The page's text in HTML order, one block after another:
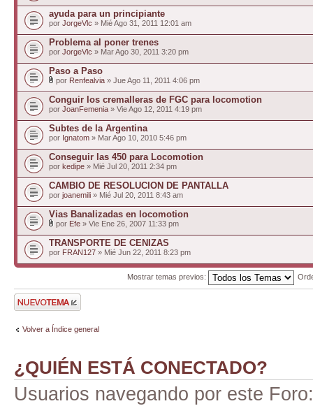
ayuda para un principiante
por JorgeVlc » Mié Ago 31, 2011 12:01 am
Problema al poner trenes
por JorgeVlc » Mar Ago 30, 2011 3:20 pm
Paso a Paso
por Renfealvia » Jue Ago 11, 2011 4:06 pm
Conguir los cremalleras de FGC para locomotion
por JoanFemenia » Vie Ago 12, 2011 4:19 pm
Subtes de la Argentina
por Ignatom » Mar Ago 10, 2010 5:46 pm
Conseguir las 450 para Locomotion
por kedipe » Mié Jul 20, 2011 2:34 pm
CAMBIO DE RESOLUCION DE PANTALLA
por joanemili » Mié Jul 20, 2011 8:43 am
Vias Banalizadas en locomotion
por Efe » Vie Ene 26, 2007 11:33 pm
TRANSPORTE DE CENIZAS
por FRAN127 » Mié Jun 22, 2011 8:23 pm
Mostrar temas previos:
Publicar un nuevo
tema
Volver a Índice general
¿QUIÉN ESTÁ CONECTADO?
Usuarios navegando por este